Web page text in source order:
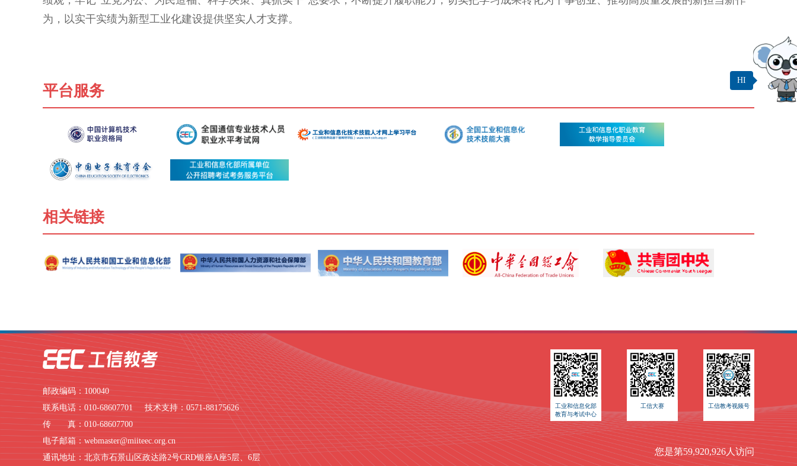
为，以实干实绩为新型工业化建设提供坚实人才支撑。
HI
平台服务
相关链接
邮政编码：100040
联系电话：010-68607701 技术支持：0571-88175626
传 真：010-68607700
电子邮箱：webmaster@miiteec.org.cn
通讯地址：北京市石景山区政达路2号CRD银座A座5层、6层
工业和信息化部
教育与考试中心
工信大赛 工信教考视频号
您是第59,920,926人访问